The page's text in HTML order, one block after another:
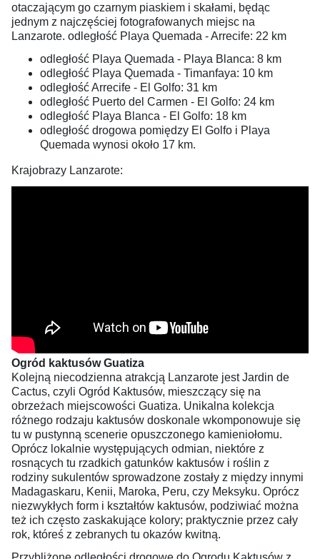
otaczającym go czarnym piaskiem i skałami, będąc
jednym z najczęściej fotografowanych miejsc na
Lanzarote. odległość Playa Quemada - Arrecife: 22 km
odległość Playa Quemada - Playa Blanca: 8 km
odległość Playa Quemada - Timanfaya: 10 km
odległość Arrecife - El Golfo: 31 km
odległość Puerto del Carmen - El Golfo: 24 km
odległość Playa Blanca - El Golfo: 18 km
odległość drogowa pomiędzy El Golfo i Playa
Quemada wynosi około 17 km.
Krajobrazy Lanzarote:
Ogród kaktusów Guatiza
Kolejną niecodzienna atrakcją Lanzarote jest Jardin de
Cactus, czyli Ogród Kaktusów, mieszczący się na
obrzeżach miejscowości Guatiza. Unikalna kolekcja
różnego rodzaju kaktusów doskonale wkomponowuje się
tu w pustynną scenerie opuszczonego kamieniołomu.
Oprócz lokalnie występujących odmian, niektóre z
rosnących tu rzadkich gatunków kaktusów i roślin z
rodziny sukulentów sprowadzone zostały z między innymi
Madagaskaru, Kenii, Maroka, Peru, czy Meksyku. Oprócz
niezwykłych form i kształtów kaktusów, podziwiać można
też ich często zaskakujące kolory; praktycznie przez cały
rok, któreś z zebranych tu okazów kwitną.